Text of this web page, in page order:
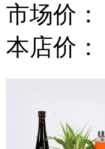
市场价：
本店价：